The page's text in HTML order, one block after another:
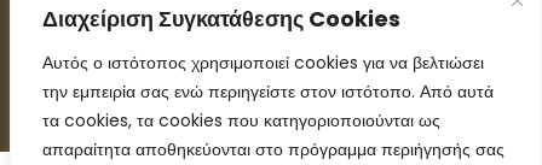
Διαχείριση Συγκατάθεσης Cookies
Αυτός ο ιστότοπος χρησιμοποιεί cookies για να βελτιώσει
την εμπειρία σας ενώ περιηγείστε στον ιστότοπο. Από αυτά
τα cookies, τα cookies που κατηγοριοποιούνται ως
απαραίτητα αποθηκεύονται στο πρόγραμμα περιήγησής σας
ΕΠΙΚΟΙΝΩΝΗΣΤΕ ΜΑΖΙ ΜΑΣ